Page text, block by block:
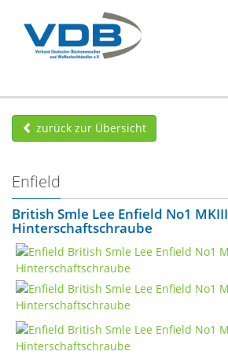
zurück zur Übersicht
Enfield
British Smle Lee Enfield No1 MKIII
Hinterschaftschraube